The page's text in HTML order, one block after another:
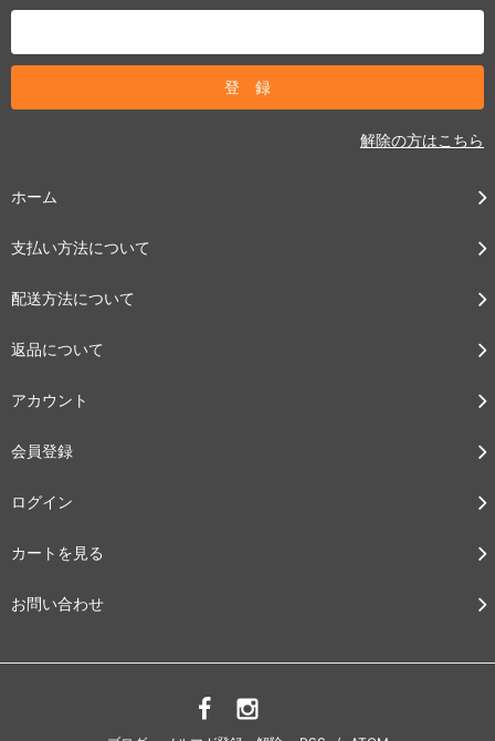
解除の方はこちら
ホーム
支払い方法について
配送方法について
返品について
アカウント
会員登録
ログイン
カートを見る
お問い合わせ